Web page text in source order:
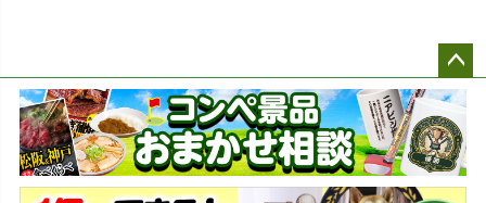
ペー
ジト
ップ
へ